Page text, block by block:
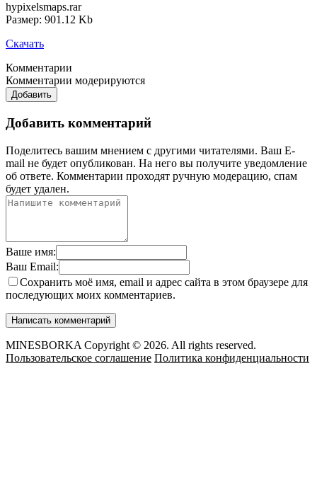
hypixelsmaps.rar
Размер: 901.12 Kb
Скачать
Комментарии
Комментарии модерируются
Добавить
Добавить комментарий
Поделитесь вашим мнением с другими читателями. Ваш E-
mail не будет опубликован. На него вы получите уведомление
об ответе. Комментарии проходят ручную модерацию, спам
будет удален.
Ваше имя:
Ваш Email:
Сохранить моё имя, email и адрес сайта в этом браузере для
последующих моих комментариев.
MINESBORKA Copyright © 2026. All rights reserved.
Пользовательское соглашение Политика конфиденциальности